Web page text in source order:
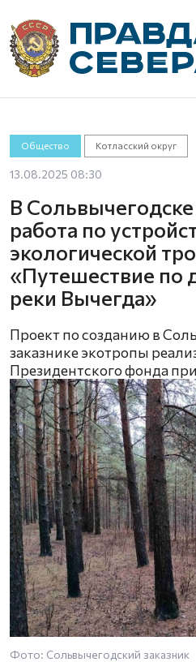
Общество Котласский округ
13.08.2025 08:30
В
работа по
экологической
«Путешествие по
реки Вычегда»
Проект по созданию в
заказнике экотропы
Президентского фонда
Фото: Сольвычегодский заказник